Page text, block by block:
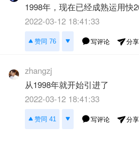
1998年，现在已经成熟运用快
2022-03-12 18:41:33
赞同 76 写评论 分享
zhangzj
从1998年就开始引进了
2022-03-12 18:41:33
赞同 41 写评论 分享